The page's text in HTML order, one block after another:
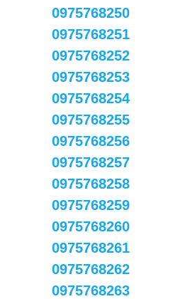
0975768250
0975768251
0975768252
0975768253
0975768254
0975768255
0975768256
0975768257
0975768258
0975768259
0975768260
0975768261
0975768262
0975768263